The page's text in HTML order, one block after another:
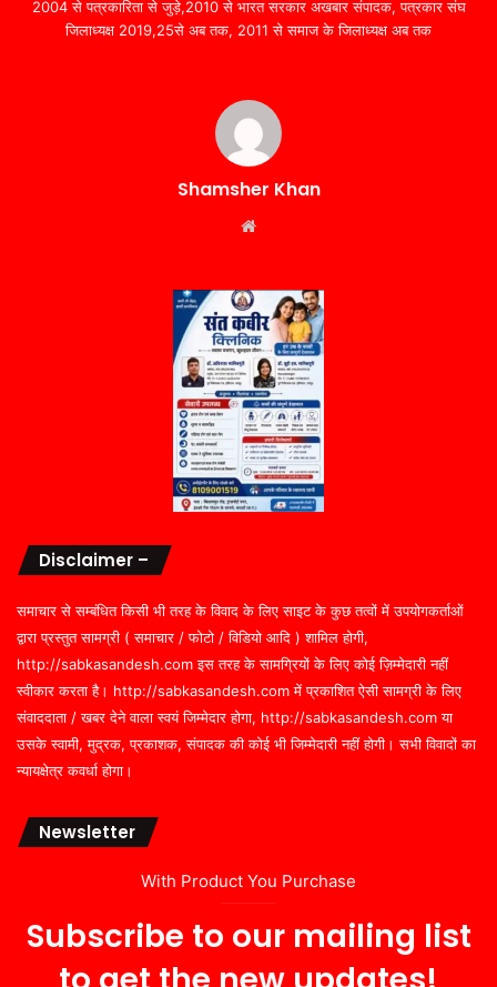
2004 से पत्रकारिता से जुड़े,2010 से भारत सरकार अखबार संपादक, पत्रकार संघ
जिलाध्यक्ष 2019,25से अब तक, 2011 से समाज के जिलाध्यक्ष अब तक
Shamsher Khan
Disclaimer –
समाचार से सम्बंधित किसी भी तरह के विवाद के लिए साइट के कुछ तत्वों में उपयोगकर्ताओं
द्वारा प्रस्तुत सामग्री ( समाचार / फोटो / विडियो आदि ) शामिल होगी,
http://sabkasandesh.com इस तरह के सामग्रियों के लिए कोई ज़िम्मेदारी नहीं
स्वीकार करता है। http://sabkasandesh.com में प्रकाशित ऐसी सामग्री के लिए
संवाददाता / खबर देने वाला स्वयं जिम्मेदार होगा, http://sabkasandesh.com या
उसके स्वामी, मुद्रक, प्रकाशक, संपादक की कोई भी जिम्मेदारी नहीं होगी। सभी विवादों का
न्यायक्षेत्र कवर्धा होगा।
Newsletter
With Product You Purchase
Subscribe to our mailing list